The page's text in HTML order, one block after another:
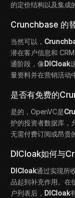
的定价结构以及集成
Crunchbase 的
当然可以，
潜在客户信息和
通阶段，像DICloak
量资料并在营销活动
是否有免费的
是的，OpenVC是
护的投资者数据库，
无需付费订阅或昂贵
DICloak如何与
DICloak通过实现所
品起到补充作用。在
户列表后， DICloak